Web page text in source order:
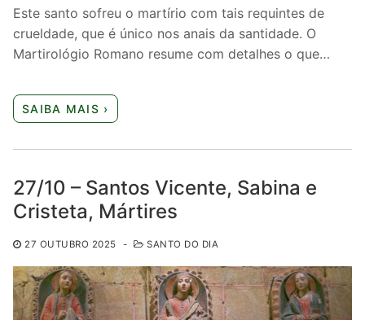
Este santo sofreu o martírio com tais requintes de
crueldade, que é único nos anais da santidade. O
Martirológio Romano resume com detalhes o que…
SAIBA MAIS ›
27/10 – Santos Vicente, Sabina e
Cristeta, Mártires
27 OUTUBRO 2025 - SANTO DO DIA